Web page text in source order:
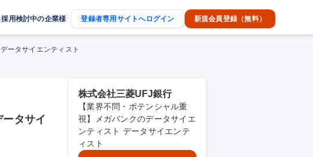
採用検討中の企業様 登録者専用サイトへログイン 新規会員登録（無料）
ータサイエンティスト
タサイ
株式会社三菱UFJ銀行
【業界不問・ポテンシャル重
視】メガバンクのデータサイエ
ンティスト データサイエンテ
ィスト